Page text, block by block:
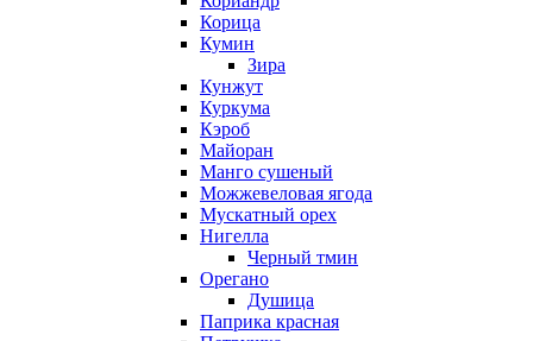
Корица
Кумин
Зира
Кунжут
Куркума
Кэроб
Майоран
Манго сушеный
Можжевеловая ягода
Мускатный орех
Нигелла
Черный тмин
Орегано
Душица
Паприка красная